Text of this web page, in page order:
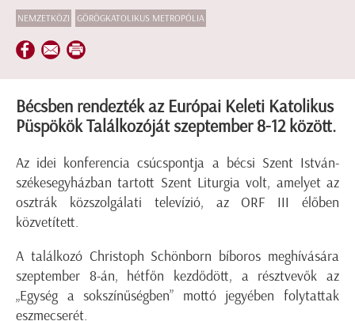
NEMZETKÖZI GÖRÖGKATOLIKUS METROPÓLIA
Bécsben rendezték az Európai Keleti Katolikus
Püspökök Találkozóját szeptember 8-12 között.
Az idei konferencia csúcspontja a bécsi Szent István-
székesegyházban tartott Szent Liturgia volt, amelyet az
osztrák közszolgálati televízió, az ORF III élőben
közvetített.
A találkozó Christoph Schönborn bíboros meghívására
szeptember 8-án, hétfőn kezdődött, a résztvevők az
„Egység a sokszínűségben” mottó jegyében folytattak
eszmecserét.